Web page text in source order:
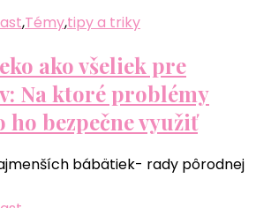
,Témy,tipy a triky
ako všeliek pre
Na ktoré problémy
ho bezpečne využiť